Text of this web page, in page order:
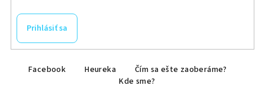
Prihlásiť sa
Facebook Heureka
Čím sa ešte zaoberáme?
Kde sme?